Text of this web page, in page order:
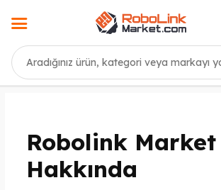
Ara
Robolink Market
Hakkında